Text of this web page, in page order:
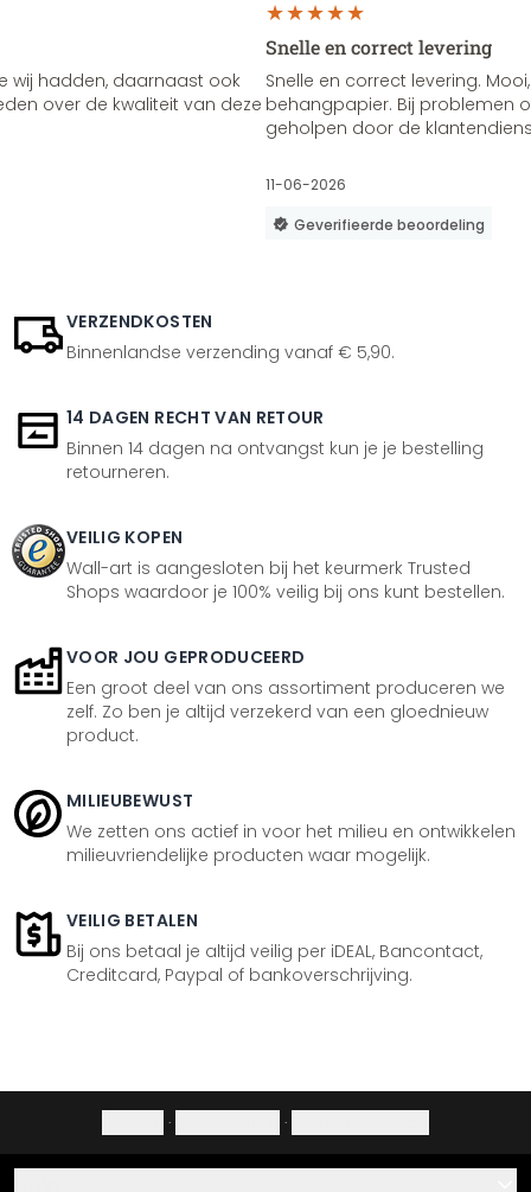
wij hadden, daarnaast ook
over de kwaliteit van deze
Snelle en correct levering
Snelle en correct levering.
behangpapier. Bij problemen
geholpen door de
11-06-2026
Geverifieerde beoordeling
VERZENDKOSTEN
Binnenlandse verzending vanaf € 5,90.
14 DAGEN RECHT VAN RETOUR
Binnen 14 dagen na ontvangst kun je je bestelling
retourneren.
VEILIG KOPEN
Wall-art is aangesloten bij het keurmerk Trusted
Shops waardoor je 100% veilig bij ons kunt bestellen.
VOOR JOU GEPRODUCEERD
Een groot deel van ons assortiment produceren we
zelf. Zo ben je altijd verzekerd van een gloednieuw
product.
MILIEUBEWUST
We zetten ons actief in voor het milieu en ontwikkelen
milieuvriendelijke producten waar mogelijk.
VEILIG BETALEN
Bij ons betaal je altijd veilig per iDEAL, Bancontact,
Creditcard, Paypal of bankoverschrijving.
· ·